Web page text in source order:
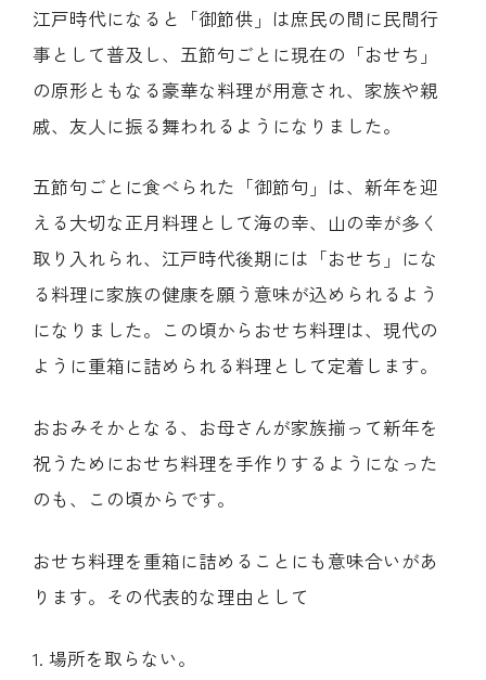
江戸時代になると「御節供」は庶民の間に民間行
事として普及し、五節句ごとに現在の「おせち」
の原形ともなる豪華な料理が用意され、家族や親
戚、友人に振る舞われるようになりました。
五節句ごとに食べられた「御節句」は、新年を迎
える大切な正月料理として海の幸、山の幸が多く
取り入れられ、江戸時代後期には「おせち」にな
る料理に家族の健康を願う意味が込められるよう
になりました。この頃からおせち料理は、現代の
ように重箱に詰められる料理として定着します。
おおみそかとなる、お母さんが家族揃って新年を
祝うためにおせち料理を手作りするようになった
のも、この頃からです。
おせち料理を重箱に詰めることにも意味合いがあ
ります。その代表的な理由として
1. 場所を取らない。